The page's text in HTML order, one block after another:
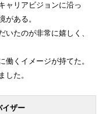
ャリアビジョンに沿っ
がある。
いたのが非常に嬉しく、
働くイメージが持てた。
した。
イザー